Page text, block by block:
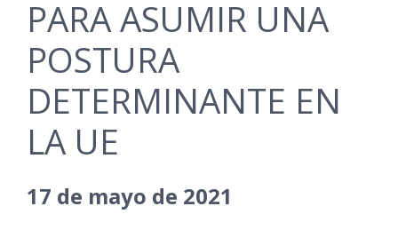
PARA ASUMIR UNA
POSTURA
DETERMINANTE EN
LA UE
17 de mayo de 2021